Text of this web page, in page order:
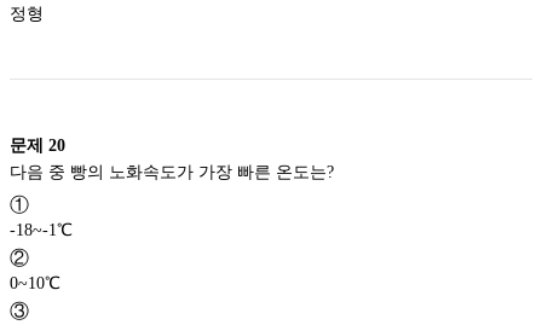
정형
문제 20
다음 중 빵의 노화속도가 가장 빠른 온도는?
①
-18~-1℃
②
0~10℃
③